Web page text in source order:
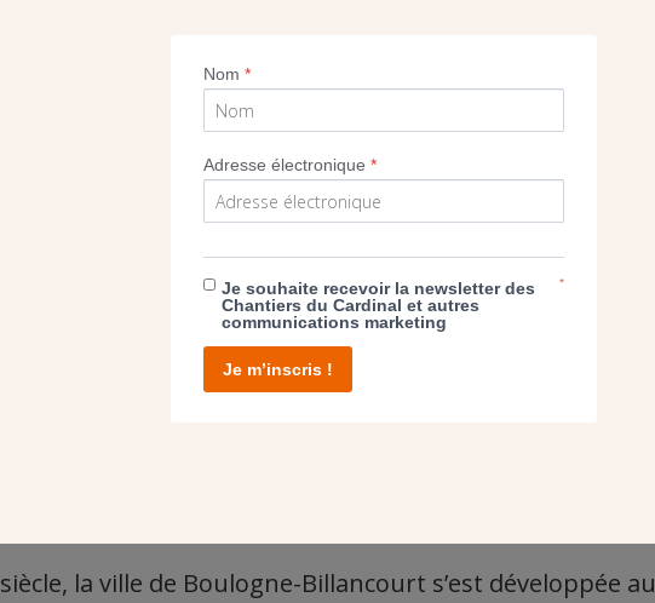
siècle, la ville de Boulogne-Billancourt s’est développée
Nom*
Adresse électronique*
Je souhaite recevoir la newsletter des
Chantiers du Cardinal et autres
communications marketing
*
Je m’inscris !